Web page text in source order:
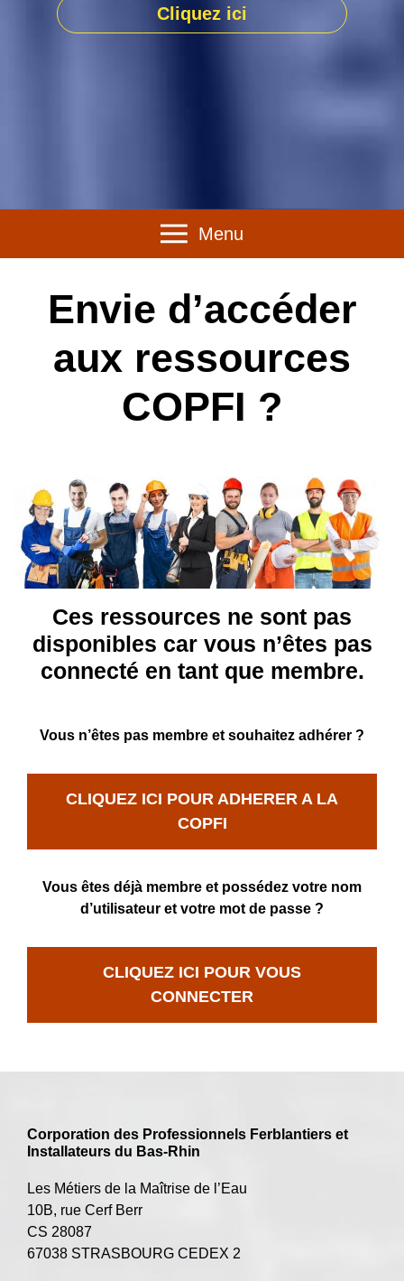
Cliquez ici
Menu
Envie d’accéder
aux ressources
COPFI ?
Ces ressources ne sont pas
disponibles car vous n’êtes pas
connecté en tant que membre.
Vous n’êtes pas membre et souhaitez adhérer ?
CLIQUEZ ICI POUR ADHERER A LA
COPFI
Vous êtes déjà membre et possédez votre nom
d’utilisateur et votre mot de passe ?
CLIQUEZ ICI POUR VOUS
CONNECTER
Corporation des Professionnels Ferblantiers et
Installateurs du Bas-Rhin
Les Métiers de la Maîtrise de l’Eau
10B, rue Cerf Berr
CS 28087
67038 STRASBOURG CEDEX 2